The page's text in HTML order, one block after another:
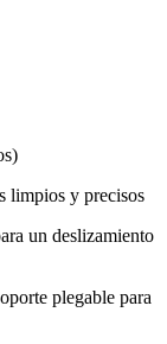
limpios y precisos
un deslizamiento
plegable para